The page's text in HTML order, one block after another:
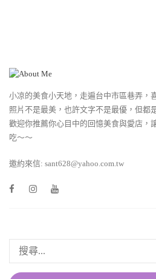
小凉的美食小天地，走遍台中市區巷弄，
照片不是最美，也許文字不是最優，但都
歡迎你推薦你心目中的回憶美食與愛店，
吃～～
邀約來信: sant628@yahoo.com.tw